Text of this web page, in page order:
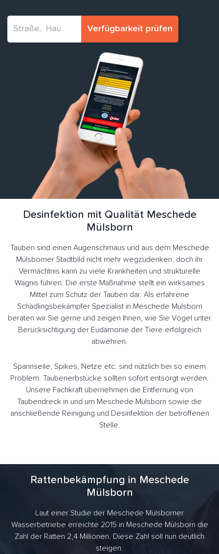
Verfügbarkeit prüfen
Desinfektion mit Qualität Meschede
Mülsborn
Tauben sind einen Augenschmaus und aus dem Meschede
Mülsborner Stadtbild nicht mehr wegzudenken, doch ihr
Vermächtnis kann zu viele Krankheiten und strukturelle
Wagnis führen. Die erste Maßnahme stellt ein wirksames
Mittel zum Schutz der Tauben dar. Als erfahrene
Schädlingsbekämpfer Spezialist in Meschede Mülsborn
beraten wir Sie gerne und zeigen Ihnen, wie Sie Vögel unter
Berücksichtigung der Eudämonie der Tiere erfolgreich
abwehren.
Spannseile, Spikes, Netze etc. sind nützlich bei so einem
Problem. Taubenerbstücke sollten sofort entsorgt werden.
Unsere Fachkraft übernehmen die Entfernung von
Taubendreck in und um Meschede Mülsborn sowie die
anschließende Reinigung und Desinfektion der betroffenen
Stelle.
Rattenbekämpfung in Meschede
Mülsborn
Laut einer Studie der Meschede Mülsborner
Wasserbetriebe erreichte 2015 in Meschede Mülsborn die
Zahl der Ratten 2,4 Millionen. Diese Zahl soll nun deutlich
steigen.